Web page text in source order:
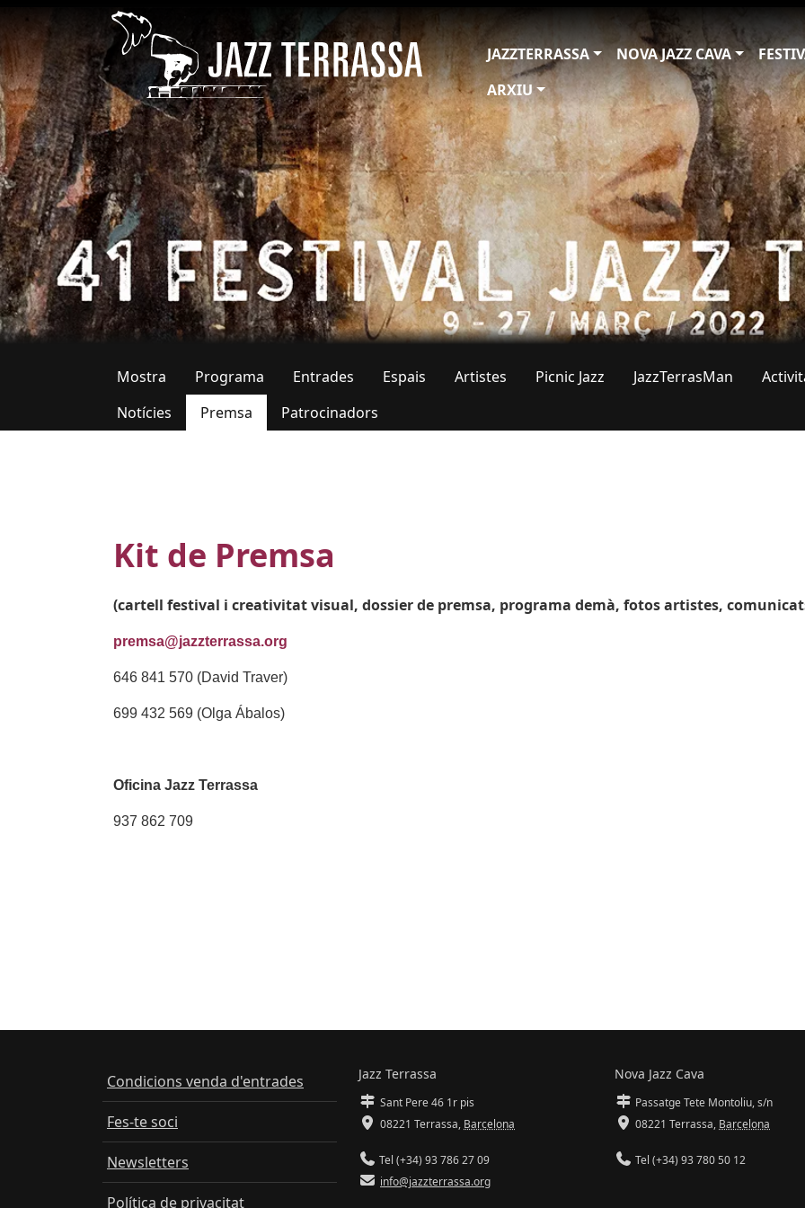
Vés al contingut
JAZZTERRASSA
NOVA JAZZ CAVA
ARXIU
Pestanyes primàries
Mostra Programa Entrades Espais Artistes Picnic Jazz JazzTerrasMan
Notícies
Premsa Patrocinadors
Kit de Premsa
(cartell festival i creativitat visual, dossier de premsa, programa demà, fotos artistes,
premsa@jazzterrassa.org
646 841 570 (David Traver)
699 432 569 (Olga Ábalos)
Oficina Jazz Terrassa
937 862 709
Condicions venda d'entrades
Fes-te soci
Newsletters
Política de privacitat
Jazz Terrassa
Sant Pere 46 1r pis
08221 Terrassa, Barcelona
Tel (+34) 93 786 27 09
info@jazzterrassa.org
Nova Jazz Cava
Passatge Tete Montoliu, s/n
08221 Terrassa, Barcelona
Tel (+34) 93 780 50 12